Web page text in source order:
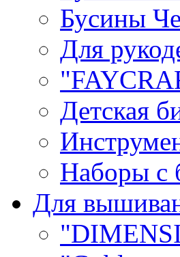
Бусины
Для
Детская
Наборы с
Для